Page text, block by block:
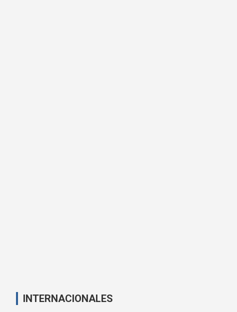
INTERNACIONALES